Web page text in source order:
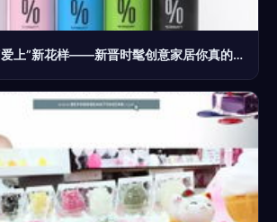
爱蔻在手，生活“爱上”新花样——新晋时髦创意家居你真的不来一打？